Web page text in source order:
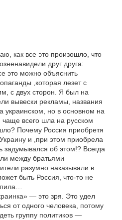
как все это произошло, что
друг друга:
это можно объяснить
,которая лезет с
с двух сторон. Я был на
вывески рекламы, названия
украинском, но в основном на
чаще всего шла на русском
Почему Россия приобретя
и ,при этом приобрела
задумывался об этом!? Всегда
между братьями
разумно наказывали в
быть Россия, что-то не
— это зря. Это удел
от одного человека, потому
группу политиков —